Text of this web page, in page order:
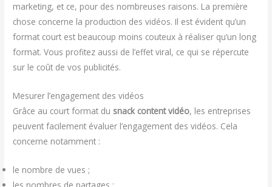
marketing, et ce, pour des nombreuses raisons. La première
chose concerne la production des vidéos. Il est évident qu’un
format court est beaucoup moins couteux à réaliser qu’un long
format. Vous profitez aussi de l’effet viral, ce qui se répercute
sur le coût de vos publicités.
Mesurer l’engagement des vidéos
Grâce au court format du snack content vidéo, les entreprises
peuvent facilement évaluer l’engagement des vidéos. Cela
concerne notamment :
le nombre de vues ;
les nombres de partages ;